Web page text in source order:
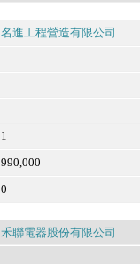
名進工程營造有限公司
1
990,000
0
禾聯電器股份有限公司